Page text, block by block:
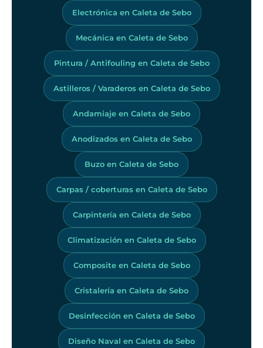
Electrónica en Caleta de Sebo
Mecánica en Caleta de Sebo
Pintura / Antifouling en Caleta de Sebo
Astilleros / Varaderos en Caleta de Sebo
Andamiaje en Caleta de Sebo
Anodizados en Caleta de Sebo
Buzo en Caleta de Sebo
Carpas / coberturas en Caleta de Sebo
Carpintería en Caleta de Sebo
Climatización en Caleta de Sebo
Composite en Caleta de Sebo
Cristalería en Caleta de Sebo
Desinfección en Caleta de Sebo
Diseño Naval en Caleta de Sebo